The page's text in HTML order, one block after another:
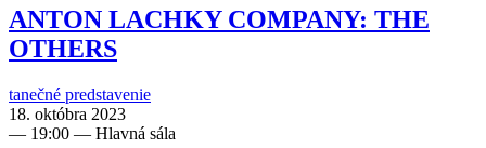
ANTON LACHKY COMPANY: THE
OTHERS
tanečné predstavenie
18. októbra 2023
— 19:00 — Hlavná sála